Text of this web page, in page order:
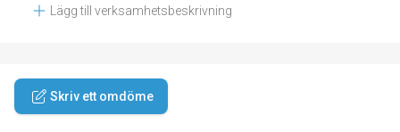
Lägg till verksamhetsbeskrivning
Skriv ett omdöme